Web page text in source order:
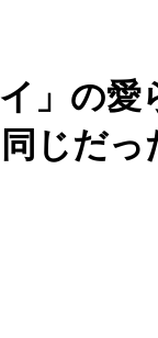
イ」の
じだ